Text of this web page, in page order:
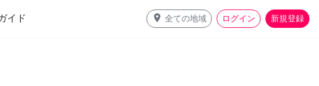
イド place 全ての地域 ログイン 新規登録